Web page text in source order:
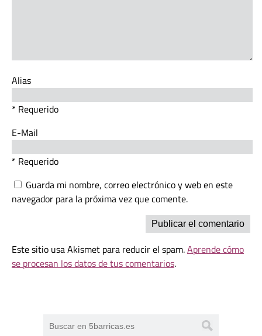
Alias
* Requerido
E-Mail
* Requerido
Guarda mi nombre, correo electrónico y web en este
navegador para la próxima vez que comente.
Este sitio usa Akismet para reducir el spam.Aprende cómo
se procesan los datos de tus comentarios.